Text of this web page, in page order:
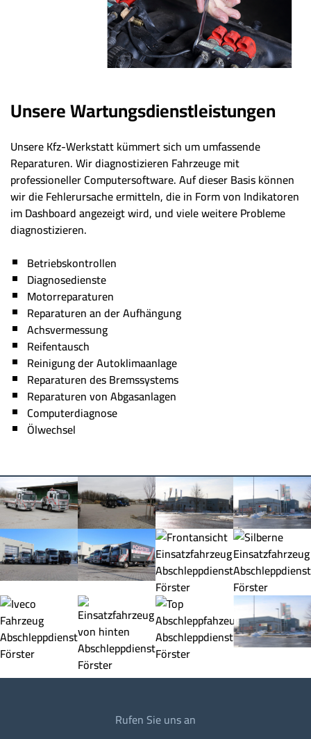
Unsere Wartungsdienstleistungen
Unsere Kfz-Werkstatt kümmert sich um umfassende
Reparaturen. Wir diagnostizieren Fahrzeuge mit
professioneller Computersoftware. Auf dieser Basis können
wir die Fehlerursache ermitteln, die in Form von Indikatoren
im Dashboard angezeigt wird, und viele weitere Probleme
diagnostizieren.
Betriebskontrollen
Diagnosedienste
Motorreparaturen
Reparaturen an der Aufhängung
Achsvermessung
Reifentausch
Reinigung der Autoklimaanlage
Reparaturen des Bremssystems
Reparaturen von Abgasanlagen
Computerdiagnose
Ölwechsel
Rufen Sie uns an